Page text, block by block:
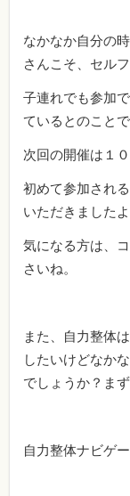
なかなか自分の
さんこそ、セル
子連れでも参加
ているとのことで
次回の開催は１
初めて参加され
いただきましたよ
気になる方は、
さいね。
また、自力整体
したいけどなか
でしょうか？ま
自力整体ナビゲ